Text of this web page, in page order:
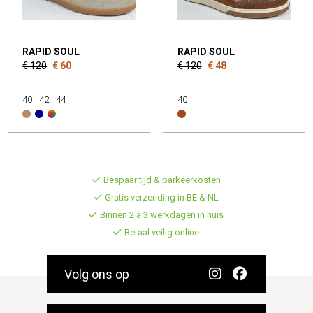
RAPID SOUL
€ 120 € 60
40 42 44
RAPID SOUL
€ 120 € 48
40
Bespaar tijd & parkeerkosten
Gratis verzending in BE & NL
Binnen 2 à 3 werkdagen in huis
Betaal veilig online
Volg ons op